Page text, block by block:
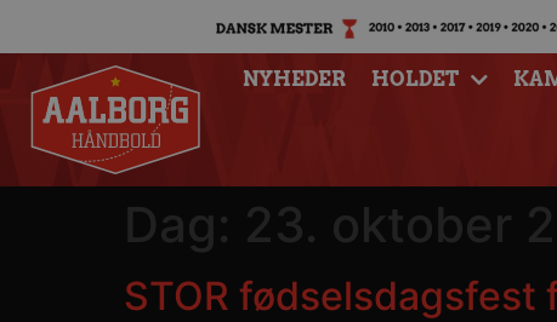
NYHEDER HOLDET
Dag: 23. oktober
STOR fødselsdagsfest